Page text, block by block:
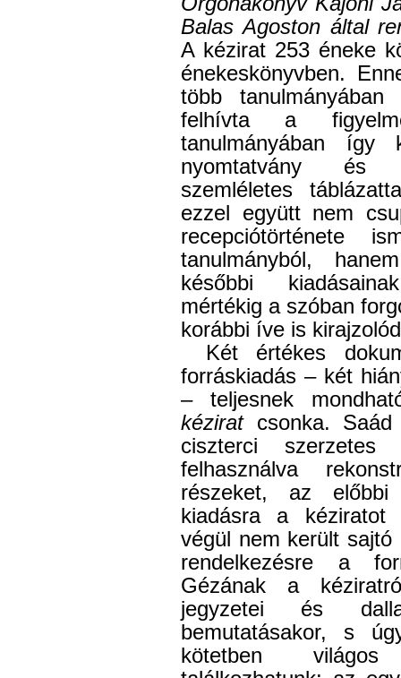
Balas Agoston által
A kézirat 253 éneke
énekeskönyvben.
több
felhívta a
tanulmányában így
nyomtatvány és
szemléletes
ezzel együtt nem
recepciótörténete
tanulmányból,
későbbi
mértékig a szóban
korábbi íve is
Két értékes
forráskiadás – két
– teljesnek
kéziratcsonka. Saád
ciszterci
felhasználva
részeket, az előbbi
kiadásra a kéziratot
végül nem került
rendelkezésre a
Gézának a
jegyzetei és
bemutatásakor, s
kötetben világos